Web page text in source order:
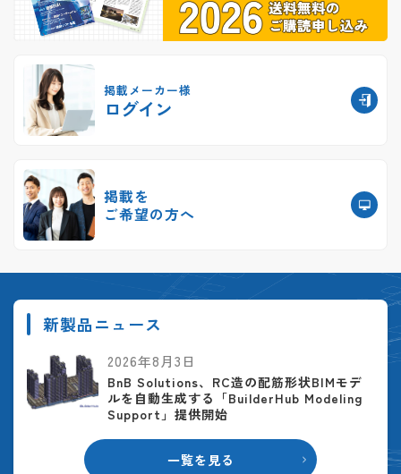
掲載メーカー様
ログイン
掲載を
ご希望の方へ
新製品ニュース
一覧を見る
2026年8月3日
BnB Solutions、RC造の配筋形状BIMモデ
ルを自動生成する「BuilderHub Modeling
Support」提供開始